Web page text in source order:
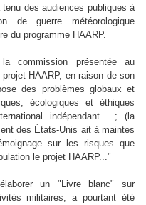
des audiences publiques à
de guerre météorologique
du programme HAARP.
commission présentée au
HAARP, en raison de son
des problèmes globaux et
écologiques et éthiques
indépendant... ; (la
des États-Unis ait à maintes
sur les risques que
le projet HAARP..."
un "Livre blanc" sur
militaires, a pourtant été